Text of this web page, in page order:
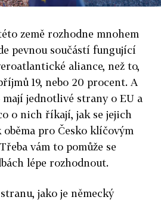
země rozhodne mnohem
pevnou součástí fungující
aliance, než to,
19, nebo 20 procent. A
mají jednotlivé strany o EU a
o nich říkají, jak se jejich
pro Česko klíčovým
vám to pomůže se
lépe rozhodnout.
jako je německý